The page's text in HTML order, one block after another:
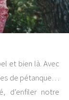
et bien là. Avec
de pétanque…
d’enfiler notre